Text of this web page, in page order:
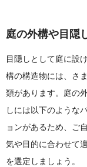
庭の外構や目隠
目隠しとして庭に設
構の構造物には、さ
類があります。庭の
しには以下のような
ョンがあるため、ご
気や目的に合わせて
を選定しましょう。